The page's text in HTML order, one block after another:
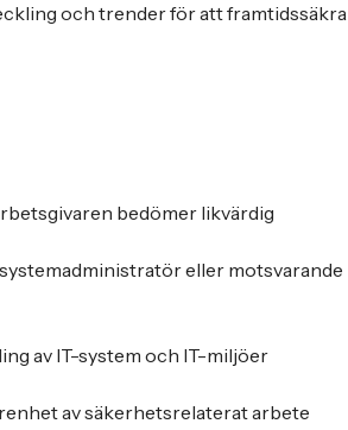
och trender för att framtidssäkra
bedömer likvärdig
eller motsvarande
av IT-system och IT-miljöer
av säkerhetsrelaterat arbete